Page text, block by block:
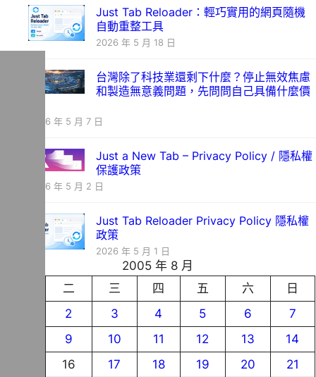
Just Tab Reloader：輕巧實用的網頁隨機
自動重整工具
2026 年 5 月 18 日
台灣除了科技業還剩下什麼？停止無效焦慮
和製造無意義問題，先問問自己具備什麼價
2026 年 5 月 7 日
Just a New Tab – Privacy Policy / 隱私權
保護政策
2026 年 5 月 2 日
Just Tab Reloader Privacy Policy 隱私權
政策
2026 年 5 月 1 日
2005 年 8 月
二 三 四 五 六
日
2 3 4 5 6
7
9 10 11 12 13
14
16 17 18 19 20
21